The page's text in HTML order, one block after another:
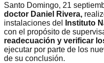
Santo Domingo, 21
doctor Daniel Rivera,
instalaciones del
Instituto
con el propósito de
readecuación y verificar
ejecutar por parte de los
de su conclusión.